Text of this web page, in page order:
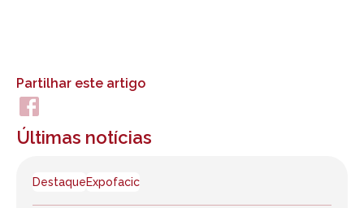
Partilhar este artigo
Últimas notícias
DestaqueExpofacic